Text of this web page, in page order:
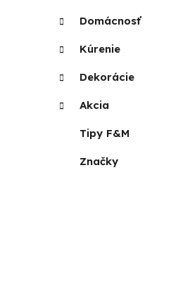
Domácnosť
Kúrenie
Dekorácie
Akcia
Tipy F&M
Značky